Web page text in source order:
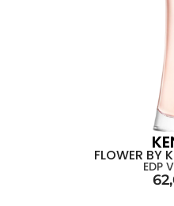
FLOWER BY
EDP